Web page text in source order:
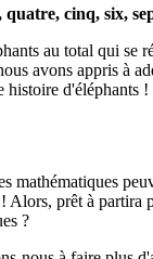
quatre, cinq, six,
au total qui se
avons appris à
histoire d'éléphants !
mathématiques
Alors, prêt à partira
?